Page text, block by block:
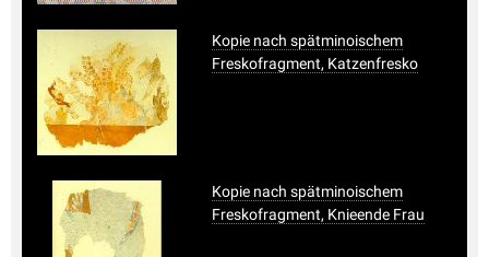
Kopie nach spätminoischem
Freskofragment, Katzenfresko
Kopie nach spätminoischem
Freskofragment, Knieende Frau